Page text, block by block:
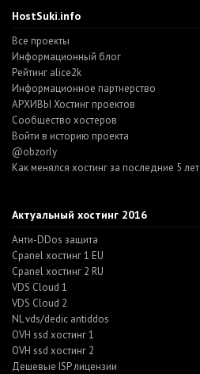
HostSuki.info
Все проекты
Информационный блог
Рейтинг alice2k
Информационное партнерство
АРХИВЫ Хостинг проектов
Cообщество хостеров
Войти в историю проекта
@obzorly
Как менялся хостинг за последние 5 лет
Актуальный хостинг 2016
Анти-DDos защита
Cpanel хостинг 1 EU
Cpanel хостинг 2 RU
VDS Cloud 1
VDS Cloud 2
NL vds/dedic antiddos
OVH ssd хостинг 1
OVH ssd хостинг 2
Дешевые ISP лицензии